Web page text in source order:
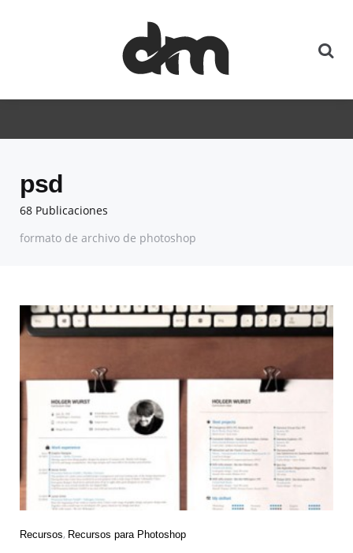
68 Publicaciones
psd
formato de archivo de photoshop
Recursos Recursos para Photoshop